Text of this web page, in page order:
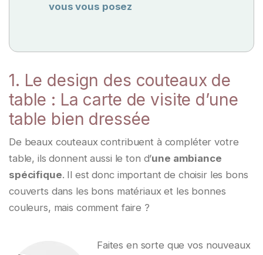
vous vous posez
1. Le design des couteaux de
table : La carte de visite d’une
table bien dressée
De beaux couteaux contribuent à compléter votre
table, ils donnent aussi le ton d’une ambiance
spécifique. Il est donc important de choisir les bons
couverts dans les bons matériaux et les bonnes
couleurs, mais comment faire ?
Faites en sorte que vos nouveaux